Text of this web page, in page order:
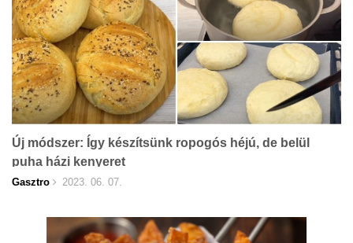
Új módszer: Így készítsünk ropogós héjú, de belül
puha házi kenyeret
Gasztro 2023. 06. 07.